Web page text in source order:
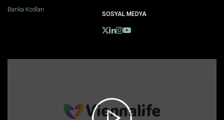
Banka Kodları
SOSYAL MEDYA